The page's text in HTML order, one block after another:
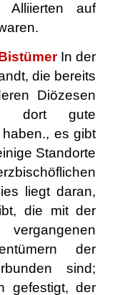
Alliierten auf
In der
die bereits
Diözesen
dort gute
es gibt
Standorte
liegt daran,
die mit der
der
sind;
gefestigt, der